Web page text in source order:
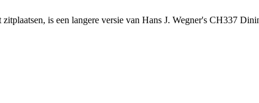
is een langere versie van Hans J. Wegner's CH337